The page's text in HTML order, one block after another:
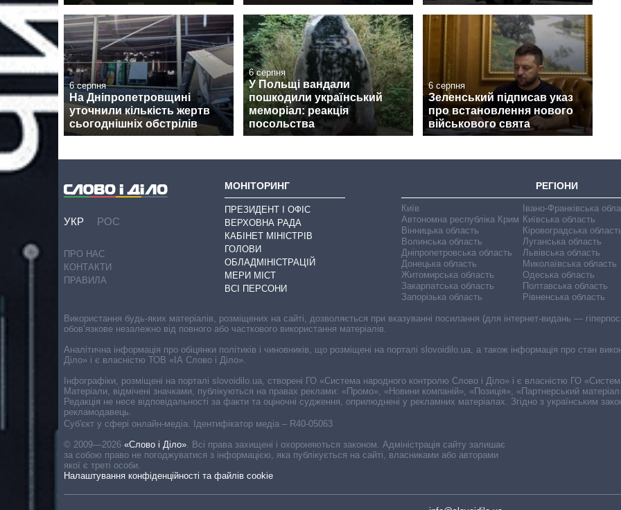
6 серпня
На Дніпропетровщині
уточнили кількість жертв
сьогоднішніх обстрілів
6 серпня
У Польщі вандали
пошкодили український
меморіал: реакція
посольства
6 серпня
Зеленський підписав указ
про встановлення нового
військового свята
УКР РОС
ПРО НАС
КОНТАКТИ
ПРАВИЛА
МОНІТОРИНГ
ПРЕЗИДЕНТ І ОФІС
ВЕРХОВНА РАДА
КАБІНЕТ МІНІСТРІВ
ГОЛОВИ
ОБЛАДМІНІСТРАЦІЙ
МЕРИ МІСТ
ВСІ ПЕРСОНИ
РЕГІОНИ
Київ
Автономна республіка Крим
Вінницька область
Волинська область
Дніпропетровська область
Донецька область
Житомирська область
Закарпатська область
Запорізька область
Івано-Франківська
Київська область
Кіровоградська
Луганська область
Львівська область
Миколаївська область
Одеська область
Полтавська область
Рівненська область
Cуб'єкт у сфері онлайн-медіа. Ідентифікатор медіа – R40-05063
© 2009—2026 «Слово і Діло». Всі права захищені і охороняються законом. Адміністрація сайту залишає
за собою право не погоджуватися з інформацією, яка публікується на сайті, власниками або авторами
якої є треті особи.
Налаштування конфіденційності та файлів cookie
Використання будь-яких матеріалів, розміщених на сайті, дозволяється при вказуванні посилання (для інтернет-видань —
обов’язкове незалежно від повного або часткового використання матеріалів.
Аналітична інформація про обіцянки політиків і чиновників, що розміщені на порталі slovoidilo.ua, а також інформація про стан
Діло» і є власністю ТОВ «ІА Слово і Діло».
Інфографіки, розміщені на порталі slovoidilo.ua, створені ГО «Система народного контролю Слово і Діло» і є власністю ГО
Матеріали, відмічені значками, публікуються на правах реклами: «Промо», «Новини компаній», «Позиція», «Партнерський
Редакція не несе відповідальності за факти та оціночні судження, оприлюднені у рекламних матеріалах. Згідно з українським
рекламодавець.